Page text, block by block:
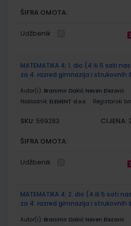
ŠIFRA OMOTA:
Udžbenik
MATEMATIKA 4; 1. dio (4 ili 5 sati
za 4. razred gimnazija i strukovnih
Autor(i): Branimir Dakić Neven Elezović
Nakladnik: ELEMENT d.o.o. Registarski
SKU: 569283 CIJENA:
ŠIFRA OMOTA:
Udžbenik
MATEMATIKA 4; 2. dio (4 ili 5 sati
za 4. razred gimnazija i strukovnih
Autor(i): Branimir Dakić Neven Elezović